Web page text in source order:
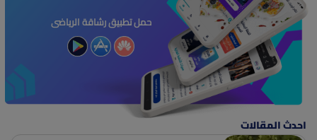
حمل تطبيق رشاقة الرياضى
احدث المقالات